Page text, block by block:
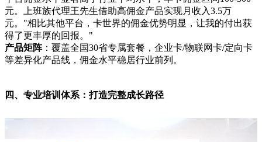
元。上班族代理王先生借助高佣金产品实现月收入3.5万
元。"相比其他平台，卡世界的佣金优势明显，让我的付出获
得了更丰厚的回报。"
产品矩阵：覆盖全国30省专属套餐，企业卡/物联网卡/定向卡
等差异化产品线，佣金水平稳居行业前列。
四、专业培训体系：打造完整成长路径